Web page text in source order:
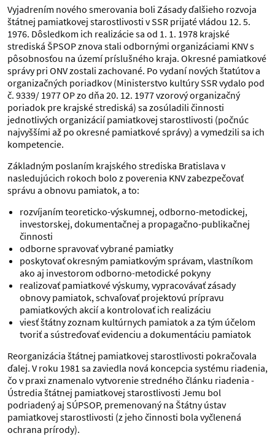
Vyjadrením nového smerovania boli Zásady ďalšieho rozvoja
štátnej pamiatkovej starostlivosti v SSR prijaté vládou 12. 5.
1976. Dôsledkom ich realizácie sa od 1. 1. 1978 krajské
strediská ŠPSOP znova stali odbornými organizáciami KNV s
pôsobnosťou na území príslušného kraja. Okresné pamiatkové
správy pri ONV zostali zachované. Po vydaní nových štatútov a
organizačných poriadkov (Ministerstvo kultúry SSR vydalo pod
č. 9339/ 1977 OP zo dňa 20. 12. 1977 vzorový organizačný
poriadok pre krajské strediská) sa zosúladili činnosti
jednotlivých organizácií pamiatkovej starostlivosti (počnúc
najvyššími až po okresné pamiatkové správy) a vymedzili sa ich
kompetencie.
Základným poslaním krajského strediska Bratislava v
nasledujúcich rokoch bolo z poverenia KNV zabezpečovať
správu a obnovu pamiatok, a to:
rozvíjaním teoreticko-výskumnej, odborno-metodickej,
investorskej, dokumentačnej a propagačno-publikačnej
činnosti
odborne spravovať vybrané pamiatky
poskytovať okresným pamiatkovým správam, vlastníkom
ako aj investorom odborno-metodické pokyny
realizovať pamiatkové výskumy, vypracovávať zásady
obnovy pamiatok, schvaľovať projektovú prípravu
pamiatkových akcií a kontrolovať ich realizáciu
viesť štátny zoznam kultúrnych pamiatok a za tým účelom
tvoriť a sústreďovať evidenciu a dokumentáciu pamiatok
Reorganizácia štátnej pamiatkovej starostlivosti pokračovala
ďalej. V roku 1981 sa zaviedla nová koncepcia systému riadenia,
čo v praxi znamenalo vytvorenie stredného článku riadenia -
Ústredia štátnej pamiatkovej starostlivosti Jemu bol
podriadený aj SÚPSOP, premenovaný na Štátny ústav
pamiatkovej starostlivosti (z jeho činnosti bola vyčlenená
ochrana prírody).